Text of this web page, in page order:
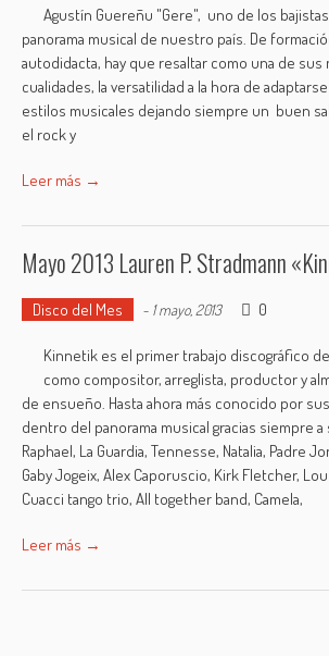
Agustín Guereñu "Gere", uno de los
panorama musical de nuestro país. De
autodidacta, hay que resaltar como una de sus
cualidades, la versatilidad a la hora de
estilos musicales dejando siempre un buen
el rock y
Leer más →
Mayo 2013 Lauren P. Stradmann
Disco del Mes - 1 mayo, 2013 0
Kinnetik es el primer trabajo discográfico
como compositor, arreglista, productor y
de ensueño. Hasta ahora más conocido por
dentro del panorama musical gracias siempre
Raphael, La Guardia, Tennesse, Natalia, Padre
Gaby Jogeix, Alex Caporuscio, Kirk Fletcher,
Cuacci tango trio, All together band, Camela,
Leer más →